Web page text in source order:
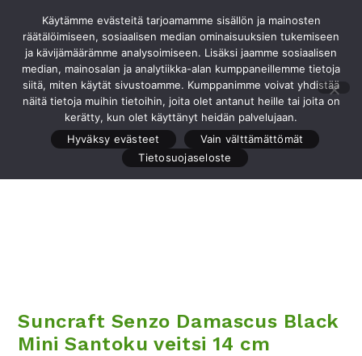
sisältöön
Valikko
Edellinen tuote Seuraava tuote
Suncraft Senzo Damascus Black
Mini Santoku veitsi 14 cm
Käytämme evästeitä tarjoamamme sisällön ja mainosten
räätälöimiseen, sosiaalisen median ominaisuuksien tukemiseen
ja kävijämäärämme analysoimiseen. Lisäksi jaamme sosiaalisen
median, mainosalan ja analytiikka-alan kumppaneillemme tietoja
siitä, miten käytät sivustoamme. Kumppanimme voivat yhdistää
näitä tietoja muihin tietoihin, joita olet antanut heille tai joita on
kerätty, kun olet käyttänyt heidän palvelujaan.
Hyväksy evästeet
Vain välttämättömät
Tietosuojaseloste